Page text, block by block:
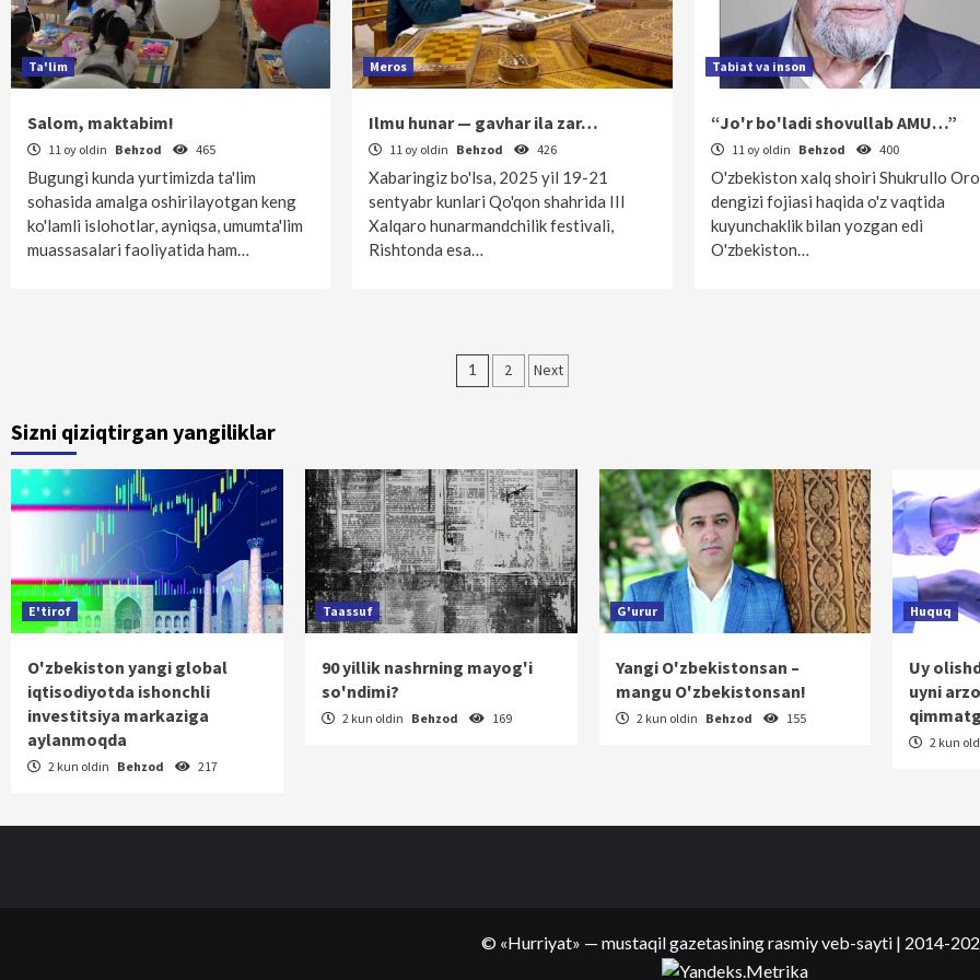
Ta'lim
Salom, maktabim!
11 oy oldin Behzod 465
Bugungi kunda yurtimizda ta'lim
sohasida amalga oshirilayotgan keng
ko'lamli islohotlar, ayniqsa, umumta'lim
muassasalari faoliyatida ham…
Meros
Ilmu hunar — gavhar ila zar…
11 oy oldin Behzod 426
Xabaringiz bo'lsa, 2025 yil 19-21
sentyabr kunlari Qo'qon shahrida III
Xalqaro hunarmandchilik festivali,
Rishtonda esa…
Tabiat va inson
“Jo'r bo'ladi shovullab AMU…”
11 oy oldin Behzod 400
O'zbekiston xalq shoiri Shukrullo
dengizi fojiasi haqida o'z vaqtida
kuyunchaklik bilan yozgan edi
O'zbekiston…
Maqolalar
1 2 Next
Sizni qiziqtirgan yangiliklar
E'tirof
O'zbekiston yangi global
iqtisodiyotda ishonchli
investitsiya markaziga
aylanmoqda
2 kun oldin Behzod 217
Taassuf
90 yillik nashrning mayog'i
so'ndimi?
2 kun oldin Behzod 169
G'urur
Yangi O'zbekistonsan –
mangu O'zbekistonsan!
2 kun oldin Behzod 155
Huquq
Uy
uyni
2 kun
© «Hurriyat» — mustaqil gazetasining rasmiy veb-sayti | 2014-